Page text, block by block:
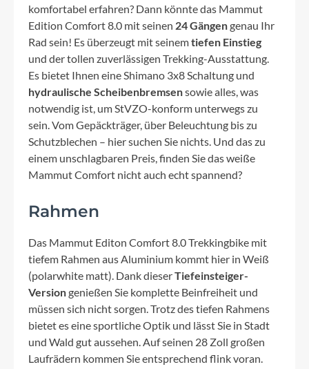
komfortabel erfahren? Dann könnte das Mammut
Edition Comfort 8.0 mit seinen 24 Gängengenau Ihr
Rad sein! Es überzeugt mit seinemtiefen Einstieg
und der tollen zuverlässigen Trekking-Ausstattung.
Es bietet Ihnen eine Shimano 3x8 Schaltung und
hydraulische Scheibenbremsensowie alles, was
notwendig ist, um StVZO-konform unterwegs zu
sein. Vom Gepäckträger, über Beleuchtung bis zu
Schutzblechen – hier suchen Sie nichts. Und das zu
einem unschlagbaren Preis, finden Sie das weiße
Mammut Comfort nicht auch echt spannend?
Rahmen
Das Mammut Editon Comfort 8.0 Trekkingbike mit
tiefem Rahmen aus Aluminium kommt hier in Weiß
(polarwhite matt). Dank dieserTiefeinsteiger-
Versiongenießen Sie komplette Beinfreiheit und
müssen sich nicht sorgen. Trotz des tiefen Rahmens
bietet es eine sportliche Optik und lässt Sie in Stadt
und Wald gut aussehen. Auf seinen 28 Zoll großen
Laufrädern kommen Sie entsprechend flink voran.